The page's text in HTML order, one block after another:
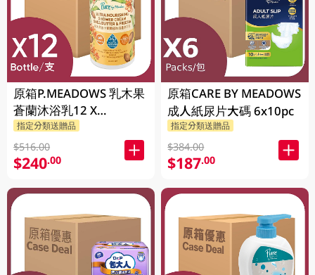
原箱P.MEADOWS 乳木果
蒼蘭沐浴乳12 X
23P.MEADOWS GM
指定分類送贈品
$516.00
$240.00
原箱CARE BY MEADOWS
成人紙尿片大碼 6x10pc
指定分類送贈品
$384.00
$187.00